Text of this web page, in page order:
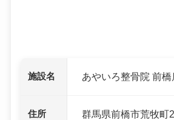
施設名 あやいろ整骨院 前橋
住所 群馬県前橋市荒牧町